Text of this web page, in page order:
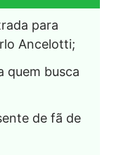
para
Ancelotti;
quem busca
de fã de